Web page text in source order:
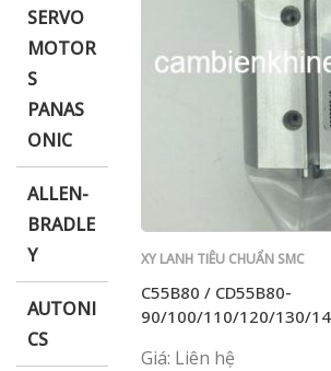
SERVO
MOTOR
S
PANAS
ONIC
ALLEN-
BRADLE
Y
AUTONI
CS
XY LANH TIÊU CHUẨN SMC
C55B80 / CD55B80-
90/100/110/120/130/
Giá: Liên hệ
XNK